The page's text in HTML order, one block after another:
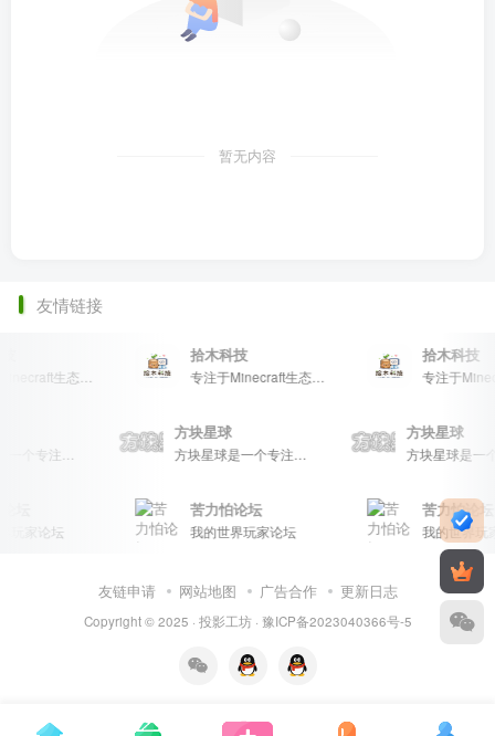
暂无内容
友情链接
专注于Minecraft生态建设
拾木科技
专注于Minecraft生态建设
拾木科技
方块星球是一个专注于我的世界的中文论坛，提供丰富的资源分享、玩家交流和创意展示，包括地图、皮肤、数据包等内容，打造Minecraft玩家的专属社区乐园！
方块星球
方块星球是一个专注于我的世界的中文论坛，提供丰富的资源分享、玩家交流和创意展示，包括地图、皮肤、数据包等内容，打造Minecraft玩家的专属社区乐园！
方块星球
玩家论坛
苦力怕论坛
我的世界玩家论坛
苦力怕论坛
我的世界玩
友链申请 网站地图 广告合作 更新日志
Copyright © 2025 · 投影工坊· 豫ICP备2023040366号-5